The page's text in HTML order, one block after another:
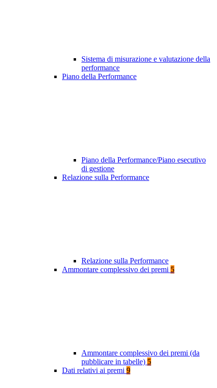
Sistema di misurazione e valutazione della
performance
Piano della Performance
Piano della Performance/Piano esecutivo
di gestione
Relazione sulla Performance
Relazione sulla Performance
Ammontare complessivo dei premi 5
Ammontare complessivo dei premi (da
pubblicare in tabelle) 5
Dati relativi ai premi 9